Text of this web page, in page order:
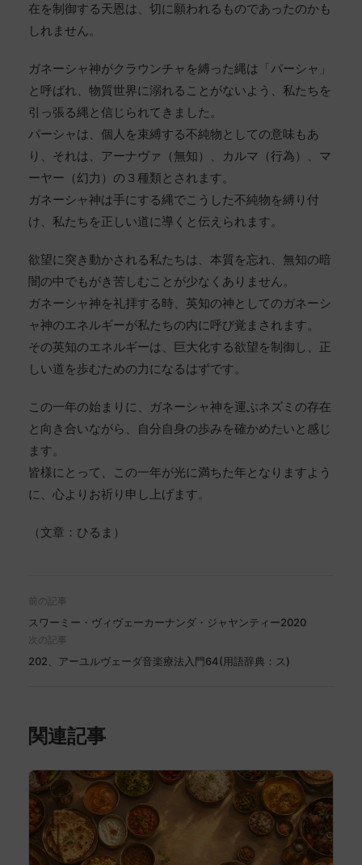
在を制御する天恩は、切に願われるものであったのかも
しれません。
ガネーシャ神がクラウンチャを縛った縄は「パーシャ」
と呼ばれ、物質世界に溺れることがないよう、私たちを
引っ張る縄と信じられてきました。
パーシャは、個人を束縛する不純物としての意味もあ
り、それは、アーナヴァ（無知）、カルマ（行為）、マ
ーヤー（幻力）の３種類とされます。
ガネーシャ神は手にする縄でこうした不純物を縛り付
け、私たちを正しい道に導くと伝えられます。
欲望に突き動かされる私たちは、本質を忘れ、無知の暗
闇の中でもがき苦しむことが少なくありません。
ガネーシャ神を礼拝する時、英知の神としてのガネーシ
ャ神のエネルギーが私たちの内に呼び覚まされます。
その英知のエネルギーは、巨大化する欲望を制御し、正
しい道を歩むための力になるはずです。
この一年の始まりに、ガネーシャ神を運ぶネズミの存在
と向き合いながら、自分自身の歩みを確かめたいと感じ
ます。
皆様にとって、この一年が光に満ちた年となりますよう
に、心よりお祈り申し上げます。
（文章：ひるま）
前の記事
スワーミー・ヴィヴェーカーナンダ・ジャヤンティー2020
次の記事
202、アーユルヴェーダ音楽療法入門64(用語辞典：ス)
関連記事